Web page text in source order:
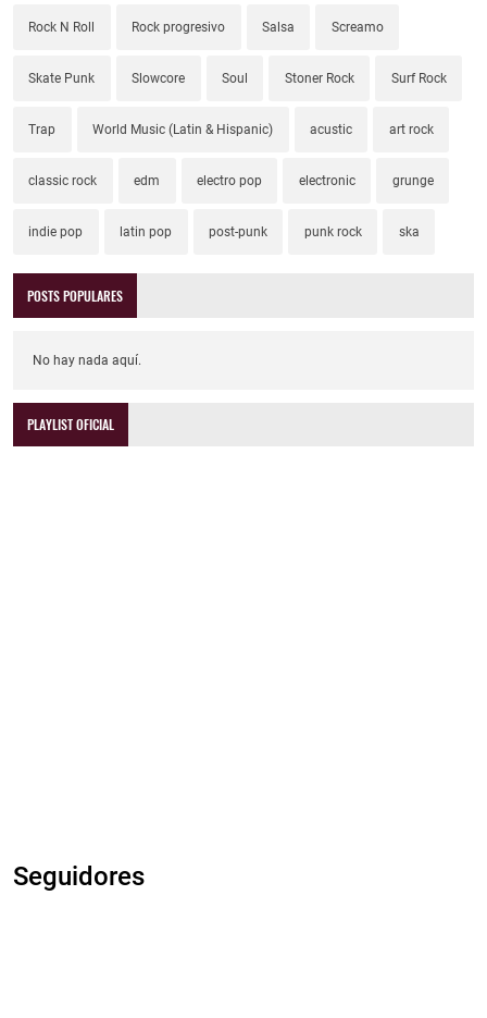
Rock N Roll Rock progresivo Salsa Screamo
Skate Punk Slowcore Soul Stoner Rock Surf Rock
Trap World Music (Latin & Hispanic) acustic art rock
classic rock edm electro pop electronic grunge
indie pop latin pop post-punk punk rock ska
POSTS POPULARES
No hay nada aquí.
PLAYLIST OFICIAL
Seguidores